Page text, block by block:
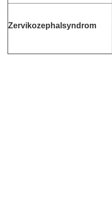
Zervikozephalsyndrom